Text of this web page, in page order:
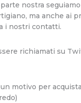
nostra
ma anche ai
i nostri contatti.
richiamati su
motivo per